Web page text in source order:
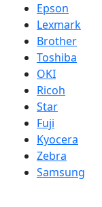
Epson
Lexmark
Brother
Toshiba
OKI
Ricoh
Star
Fuji
Kyocera
Zebra
Samsung